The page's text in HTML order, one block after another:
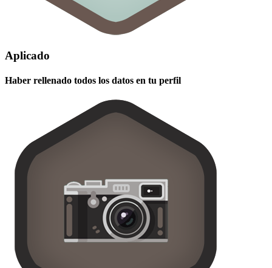
Aplicado
Haber rellenado todos los datos en tu perfil